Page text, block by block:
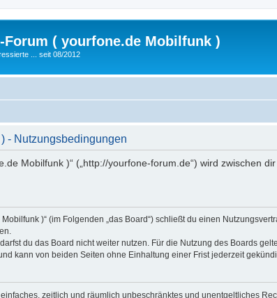
( yourfone.de Mobilfunk )
... seit 08/2012
- Nutzungsbedingungen
Mobilfunk )“ („http://yourfone-forum.de“) wird zwischen
)“ (im Folgenden „das Board“) schließt du einen
du das Board nicht weiter nutzen. Für die Nutzung des Boards
kann von beiden Seiten ohne Einhaltung einer Frist jederzeit
zeitlich und räumlich unbeschränktes und unentgeltliches